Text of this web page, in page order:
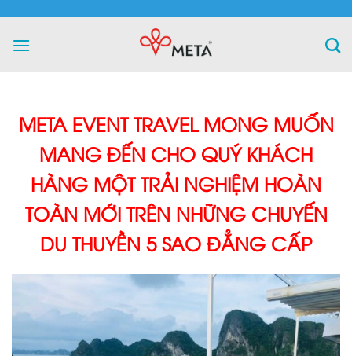
content
META EVENT TRAVEL MONG MUỐN
MANG ĐẾN CHO QUÝ KHÁCH
HÀNG MỘT TRẢI NGHIỆM HOÀN
TOÀN MỚI TRÊN NHỮNG CHUYẾN
DU THUYỀN 5 SAO ĐẲNG CẤP